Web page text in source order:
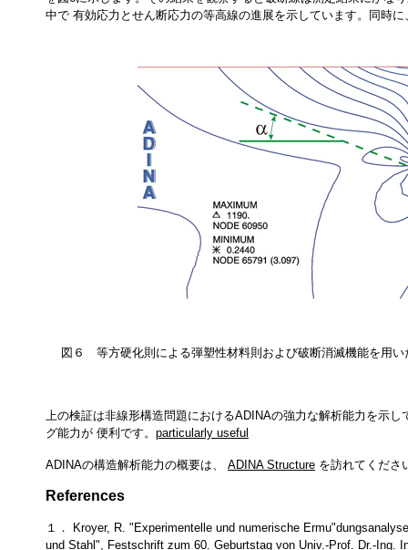
中で 有効応力とせん断応力の等高線の進展を示しています。同時
図６ 等方硬化則による弾塑性材料則および破断消滅機能を用
上の検証は非線形構造問題におけるADINAの強力な解析能力を示
グ能力が 便利です。 particularly useful
ADINAの構造解析能力の概要は、 ADINA Structure を訪れてくださ
References
１． Kroyer, R. "Experimentelle und numerische
und Stahl", Festschrift zum 60. Geburtstag von Univ.-Prof. Dr.-Ing.